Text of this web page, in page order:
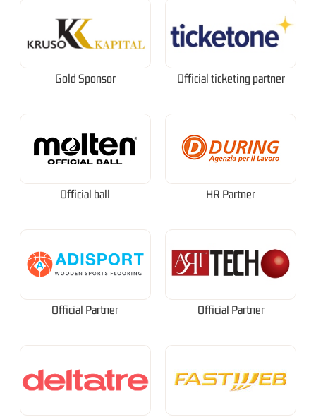
Gold Sponsor Official ticketing partner
Official ball HR Partner
Official Partner Official Partner